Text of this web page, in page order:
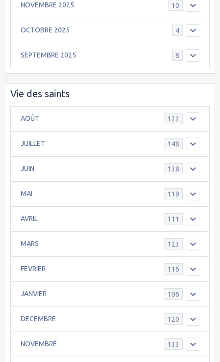
NOVEMBRE 2025 10
OCTOBRE 2025 4
SEPTEMBRE 2025 8
Vie des saints
AOÛT 122
JUILLET 148
JUIN 138
MAI 119
AVRIL 111
MARS 123
FEVRIER 116
JANVIER 106
DECEMBRE 120
NOVEMBRE 133